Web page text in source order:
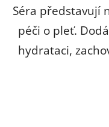
d
Séra představují
péči o pleť.
hydrataci,